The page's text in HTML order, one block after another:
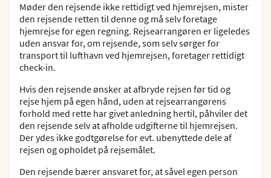
Møder den rejsende ikke rettidigt ved hjemrejsen, mister
den rejsende retten til denne og må selv foretage
hjemrejse for egen regning. Rejsearrangøren er ligeledes
uden ansvar for, om rejsende, som selv sørger for
transport til lufthavn ved hjemrejsen, foretager rettidigt
check-in.
Hvis den rejsende ønsker at afbryde rejsen før tid og
rejse hjem på egen hånd, uden at rejsearrangørens
forhold med rette har givet anledning hertil, påhviler det
den rejsende selv at afholde udgifterne til hjemrejsen.
Der ydes ikke godtgørelse for evt. ubenyttede dele af
rejsen og opholdet på rejsemålet.
Den rejsende bærer ansvaret for, at såvel egen person